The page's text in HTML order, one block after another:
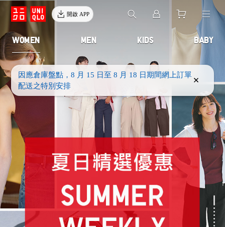
開啟 APP
WOMEN MEN KIDS BABY
因應倉庫盤點，8 月 15 日至 8 月 18 日期間網上訂單
配送之特別安排